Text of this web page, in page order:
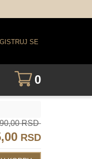
SE
0
RSD
RSD